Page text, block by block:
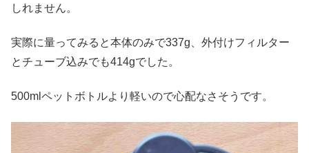
しれません。
実際に量ってみると本体のみで337g、外付けフィルター
とチューブ込みでも414gでした。
500mlペットボトルより軽いので心配なさそうです。